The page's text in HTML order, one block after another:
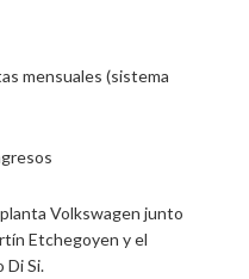
mensuales (sistema
Volkswagen junto
Etchegoyen y el
Di Si.